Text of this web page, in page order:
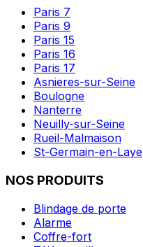
Paris 7
Paris 9
Paris 15
Paris 16
Paris 17
Asnieres-sur-Seine
Boulogne
Nanterre
Neuilly-sur-Seine
Rueil-Malmaison
St-Germain-en-Laye
NOS PRODUITS
Blindage de porte
Alarme
Coffre-fort